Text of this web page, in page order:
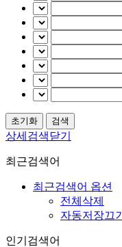
상세검색닫기
최근검색어
최근검색어 옵션
전체삭제
자동저장끄기
인기검색어